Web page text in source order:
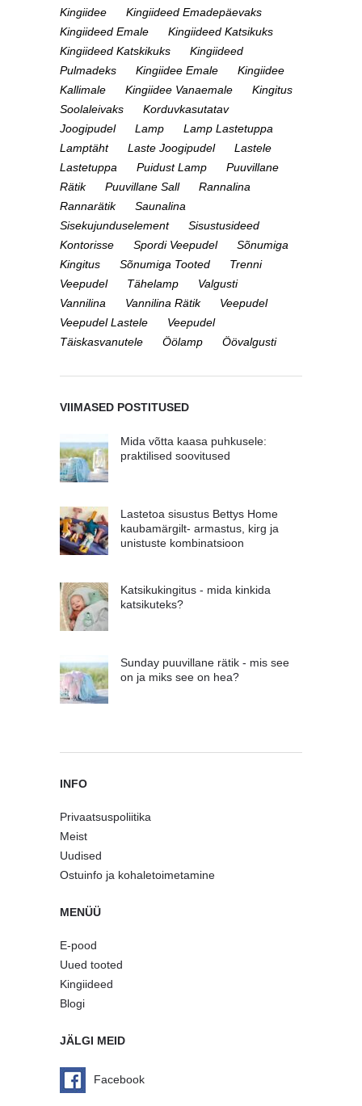
Kingiidee
Kingiideed Emadepäevaks
Kingiideed Emale
Kingiideed Katsikuks
Kingiideed Katskikuks
Kingiideed
Pulmadeks
Kingiidee Emale
Kingiidee
Kallimale
Kingiidee Vanaemale
Kingitus
Soolaleivaks
Korduvkasutatav
Joogipudel
Lamp
Lamp Lastetuppa
Lamptäht
Laste Joogipudel
Lastele
Lastetuppa
Puidust Lamp
Puuvillane
Rätik
Puuvillane Sall
Rannalina
Rannarätik
Saunalina
Sisekujunduselement
Sisustusideed
Kontorisse
Spordi Veepudel
Sõnumiga
Kingitus
Sõnumiga Tooted
Trenni
Veepudel
Tähelamp
Valgusti
Vannilina
Vannilina Rätik
Veepudel
Veepudel Lastele
Veepudel
Täiskasvanutele
Öölamp Öövalgusti
VIIMASED POSTITUSED
Mida võtta kaasa puhkusele:
praktilised soovitused
Lastetoa sisustus Bettys Home
kaubamärgilt- armastus, kirg ja
unistuste kombinatsioon
Katsikukingitus - mida kinkida
katsikuteks?
Sunday puuvillane rätik - mis see
on ja miks see on hea?
INFO
Privaatsuspoliitika
Meist
Uudised
Ostuinfo ja kohaletoimetamine
MENÜÜ
E-pood
Uued tooted
Kingiideed
Blogi
JÄLGI MEID
Facebook